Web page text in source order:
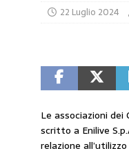
22 Luglio 2024
Le associazioni
scritto a Enilive
relazione